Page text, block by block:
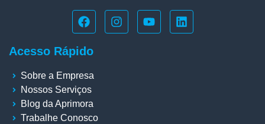
Acesso Rápido
Sobre a Empresa
Nossos Serviços
Blog da Aprimora
Trabalhe Conosco